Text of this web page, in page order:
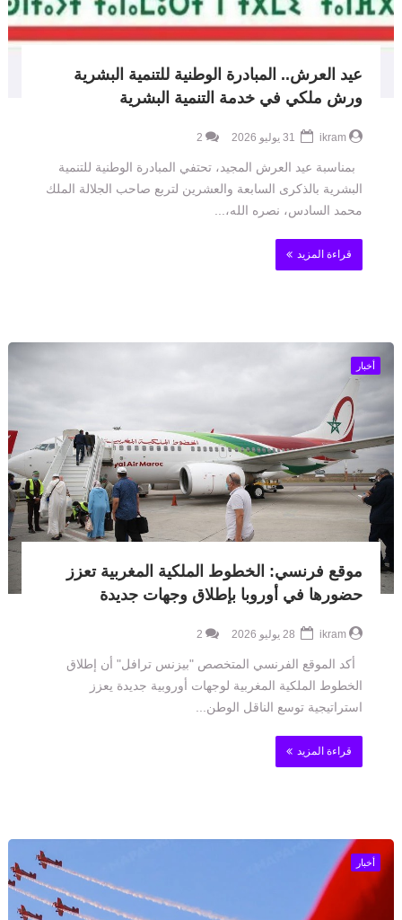
عيد العرش.. المبادرة الوطنية للتنمية البشرية
ورش ملكي في خدمة التنمية البشرية
ikram
2
بمناسبة عيد العرش المجيد، تحتفي المبادرة الوطنية للتنمية
البشرية بالذكرى السابعة والعشرين لتربع صاحب الجلالة الملك
محمد السادس، نصره الله،...
قراءة المزيد
أخبار
موقع فرنسي: الخطوط الملكية المغربية تعزز
حضورها في أوروبا بإطلاق وجهات جديدة
ikram
2
أكد الموقع الفرنسي المتخصص "بيزنس ترافل" أن إطلاق
الخطوط الملكية المغربية لوجهات أوروبية جديدة يعزز
استراتيجية توسع الناقل الوطن...
قراءة المزيد
أخبار